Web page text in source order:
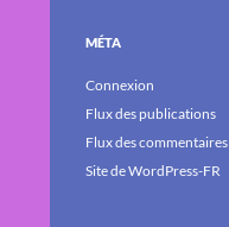
MÉTA
Connexion
Flux des publications
Flux des commentaires
Site de WordPress-FR